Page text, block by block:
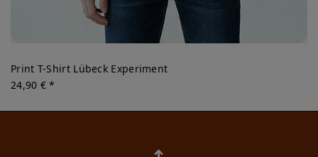
Print T-Shirt Lübeck Experiment
24,90 € *